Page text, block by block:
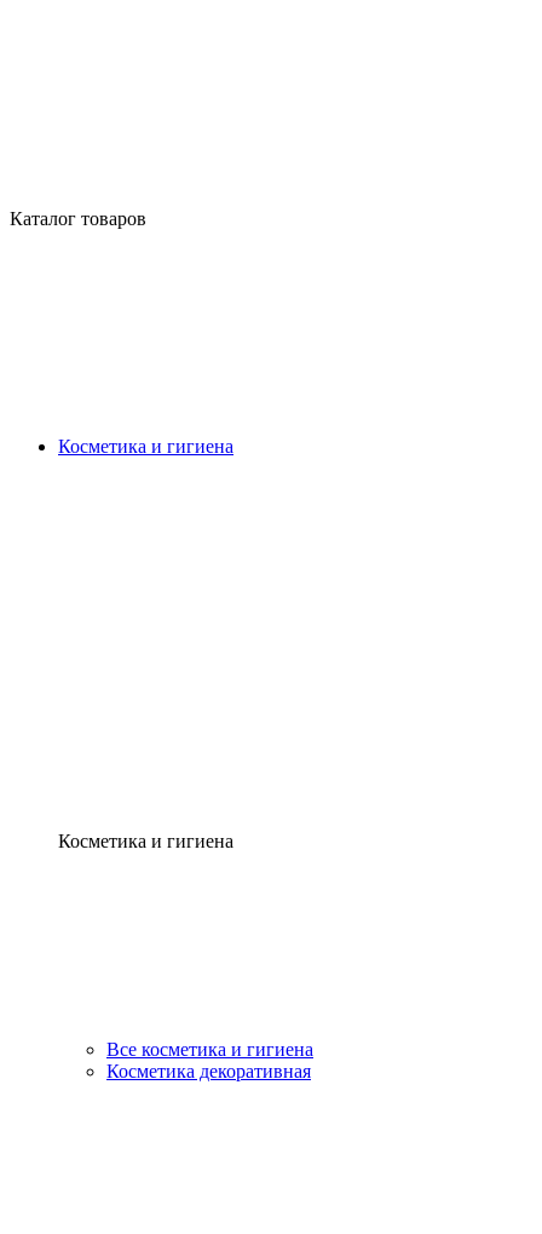
Каталог товаров
Косметика и гигиена
Косметика и гигиена
Все косметика и гигиена
Косметика декоративная